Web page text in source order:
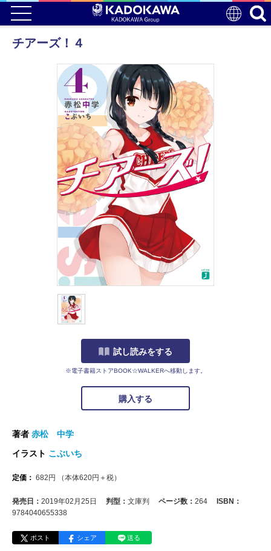
チアーズ！４
試し読みをする
※電子書籍ストアBOOK☆WALKERへ移動します。
購入する
著者 赤松 中学
イラスト こぶいち
定価： 682 円 （本体620円＋税）
発売日： 2019年02月25日 判型： 文庫判 ページ数： 264
ISBN：
9784040655338
ポスト シェア 送る